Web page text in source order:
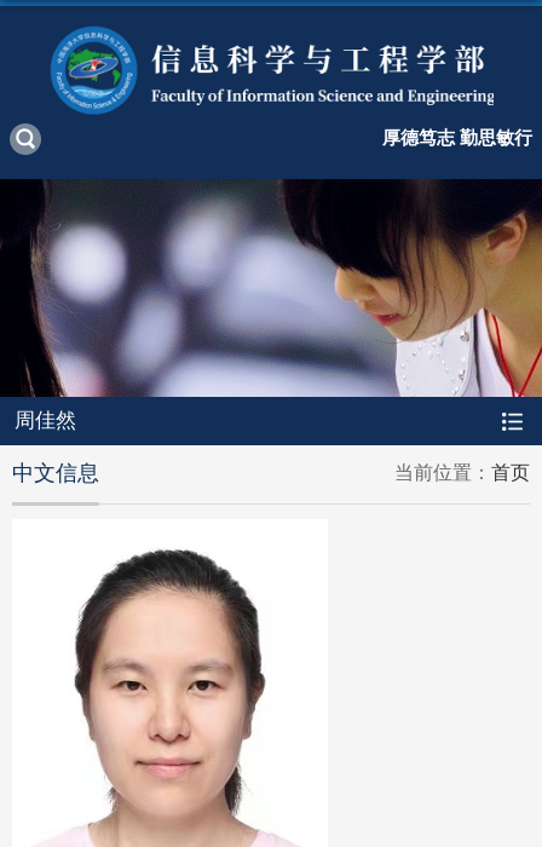
厚德笃志 勤思敏行
周佳然
当前位置： 首页
中文信息